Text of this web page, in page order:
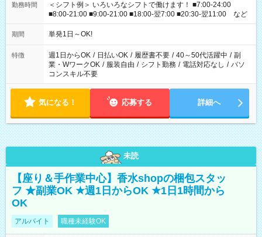
勤務時間
＜シフト例＞ いろいろなシフトで働けます！ ■7:00-24:00
■8:00-21:00 ■9:00-21:00 ■18:00-翌7:00 ■20:30-翌11:00 など
期間 単発1日～OK!
特徴 週1日からOK / 日払いOK / 履歴書不要 / 40～50代活躍中 / 副
業・WワークOK / 服装自由 / シフト勤務 / 電話対応なし / パソ
コンスキル不要
気になる！ 応募する 詳細へ
未読
【座り＆手作業中心】香水shopの梱包スタッ
フ ★副業OK ★週1日からOK ★1日1時間から
OK
アルバイト 職種未経験OK